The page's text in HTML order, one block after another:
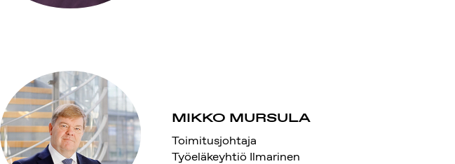
MIKKO MURSULA
Toimitusjohtaja
Työeläkeyhtiö Ilmarinen